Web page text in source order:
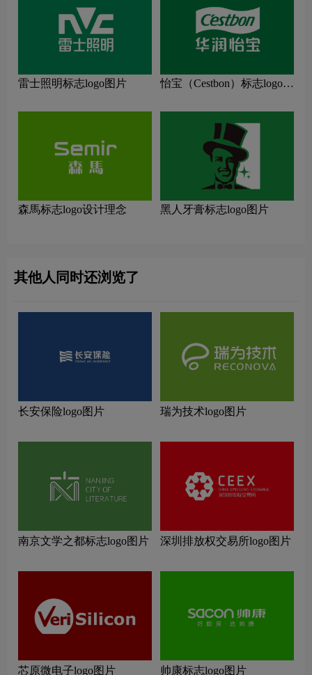
雷士照明标志logo图片
怡宝（Cestbon）标志logo图
森馬标志logo设计理念 黑人牙膏标志logo图片
其他人同时还浏览了
长安保险logo图片 瑞为技术logo图片
南京文学之都标志logo图片 深圳排放权交易所logo图片
芯原微电子logo图片 帅康标志logo图片